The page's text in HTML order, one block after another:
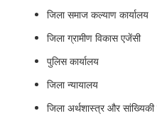
जिला समाज कल्याण कार्यालय
जिला ग्रामीण विकास एजेंसी
पुलिस कार्यालय
जिला न्यायालय
जिला अर्थशास्त्र और सांख्यिकी